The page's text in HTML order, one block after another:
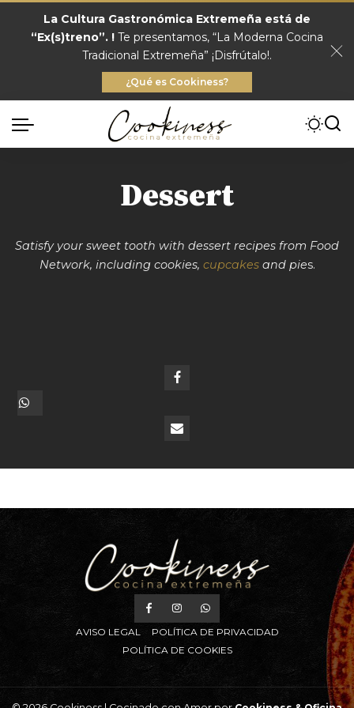
La Cultura Gastronómica Extremeña está de
“Ex(s)treno”. ! Te presentamos, “La Moderna Cocina
Tradicional Extremeña” ¡Disfrútalo!.
¿Qué es Cookiness?
Dessert
Satisfy your sweet tooth with dessert recipes from Food
Network, including cookies, cupcakesand pies.
AVISO LEGAL
POLÍTICA DE PRIVACIDAD
POLÍTICA DE COOKIES